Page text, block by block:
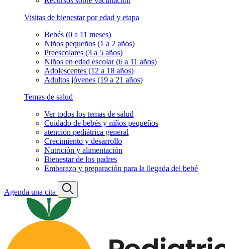
Visitas de bienestar por edad y etapa
Bebés (0 a 11 meses)
Niños pequeños (1 a 2 años)
Preescolares (3 a 5 años)
Niños en edad escolar (6 a 11 años)
Adolescentes (12 a 18 años)
Adultos jóvenes (19 a 21 años)
Temas de salud
Ver todos los temas de salud
Cuidado de bebés y niños pequeños
atención pediátrica general
Crecimiento y desarrollo
Nutrición y alimentación
Bienestar de los padres
Embarazo y preparación para la llegada del bebé
Agenda una cita